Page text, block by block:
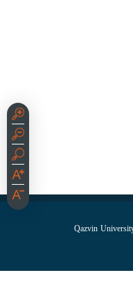
Qazvin